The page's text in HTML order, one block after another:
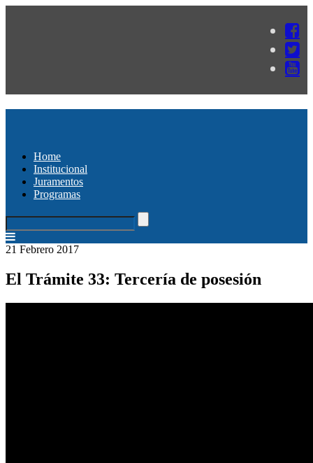
Home
Institucional
Juramentos
Programas
21 Febrero 2017
El Trámite 33: Tercería de posesión